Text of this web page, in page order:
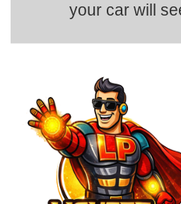
your car will